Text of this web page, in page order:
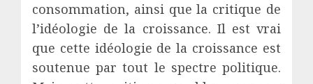
consommation, ainsi que la critique de
l’idéologie de la croissance. Il est vrai
que cette idéologie de la croissance est
soutenue par tout le spectre politique.